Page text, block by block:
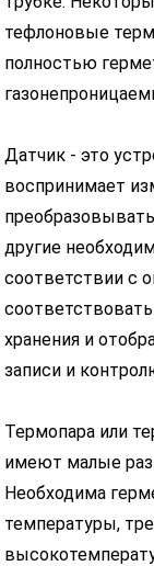
тефлоновые
полностью
Датчик - это
воспринимает
другие
соответствии с
хранения и
записи и
Термопара или
имеют малые
Необходима
температуры,